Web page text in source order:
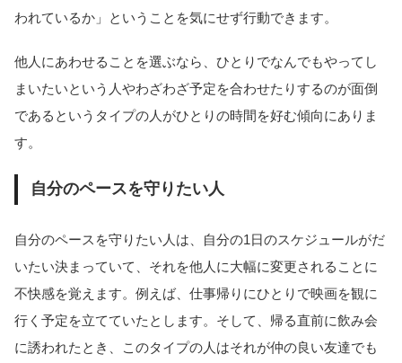
われているか」ということを気にせず行動できます。
他人にあわせることを選ぶなら、ひとりでなんでもやってし
まいたいという人やわざわざ予定を合わせたりするのが面倒
であるというタイプの人がひとりの時間を好む傾向にありま
す。
自分のペースを守りたい人
自分のペースを守りたい人は、自分の1日のスケジュールがだ
いたい決まっていて、それを他人に大幅に変更されることに
不快感を覚えます。例えば、仕事帰りにひとりで映画を観に
行く予定を立てていたとします。そして、帰る直前に飲み会
に誘われたとき、このタイプの人はそれが仲の良い友達でも